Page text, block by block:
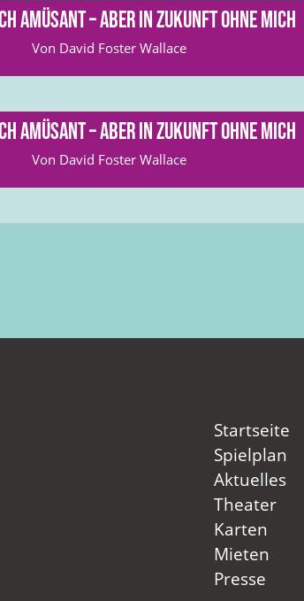
amüsant – aber in Zukunft ohne mich
Von David Foster Wallace
amüsant – aber in Zukunft ohne mich
Von David Foster Wallace
Startseite
Spielplan
Aktuelles
Theater
Karten
Mieten
Presse